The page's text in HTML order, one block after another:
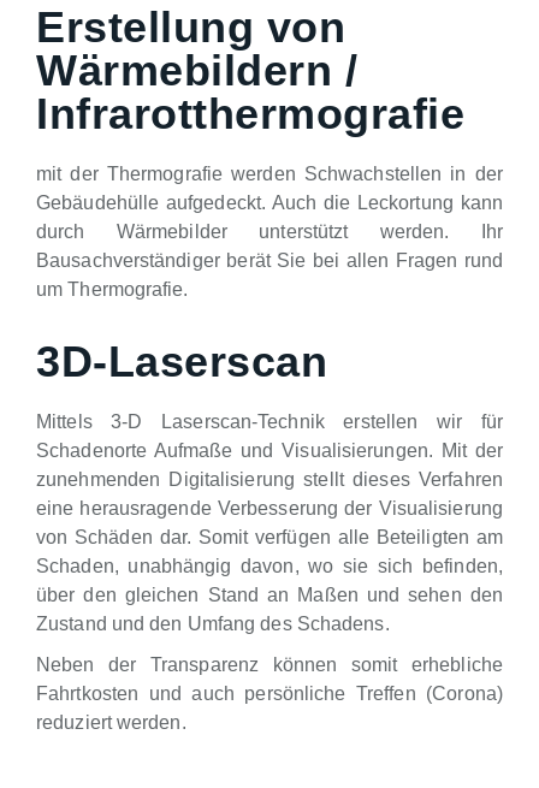
Erstellung von
Wärmebildern /
Infrarotthermografie
mit der Thermografie werden Schwachstellen in der
Gebäudehülle aufgedeckt. Auch die Leckortung kann
durch Wärmebilder unterstützt werden. Ihr
Bausachverständiger berät Sie bei allen Fragen rund
um Thermografie.
3D-Laserscan
Mittels 3-D Laserscan-Technik erstellen wir für
Schadenorte Aufmaße und Visualisierungen. Mit der
zunehmenden Digitalisierung stellt dieses Verfahren
eine herausragende Verbesserung der Visualisierung
von Schäden dar. Somit verfügen alle Beteiligten am
Schaden, unabhängig davon, wo sie sich befinden,
über den gleichen Stand an Maßen und sehen den
Zustand und den Umfang des Schadens.
Neben der Transparenz können somit erhebliche
Fahrtkosten und auch persönliche Treffen (Corona)
reduziert werden.